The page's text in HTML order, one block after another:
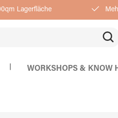
Lagerfläche
WORKSHOPS & KNOW